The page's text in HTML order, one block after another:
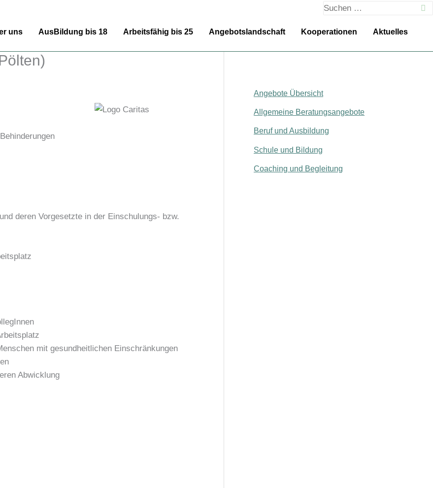
Suchen
uns AusBildung bis 18 Arbeitsfähig bis 25 Angebotslandschaft Kooperationen Aktuelles
deren Vorgesetzte in der Einschulungs- bzw.
mit gesundheitlichen Einschränkungen
Abwicklung
Angebote Übersicht
Allgemeine Beratungsangebote
Beruf und Ausbildung
Schule und Bildung
Coaching und Begleitung